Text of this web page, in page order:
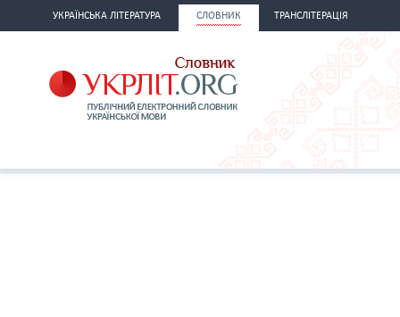
УКРАЇНСЬКА ЛІТЕРАТУРА СЛОВНИК ТРАНСЛІТЕРАЦІЯ